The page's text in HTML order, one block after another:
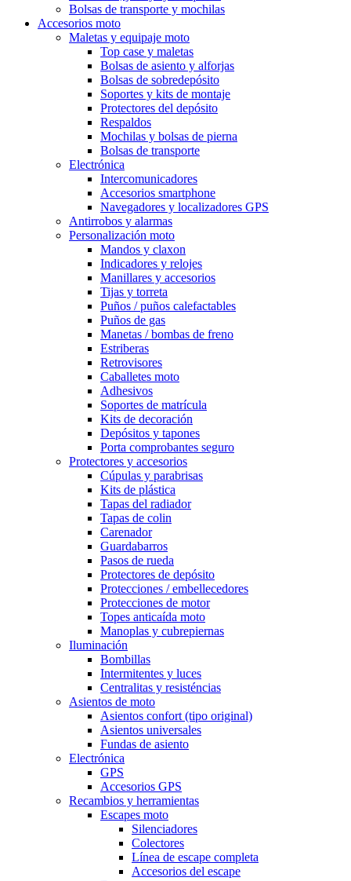
Bolsas de transporte y mochilas
Accesorios moto
Maletas y equipaje moto
Top case y maletas
Bolsas de asiento y alforjas
Bolsas de sobredepósito
Soportes y kits de montaje
Protectores del depósito
Respaldos
Mochilas y bolsas de pierna
Bolsas de transporte
Electrónica
Intercomunicadores
Accesorios smartphone
Navegadores y localizadores GPS
Antirrobos y alarmas
Personalización moto
Mandos y claxon
Indicadores y relojes
Manillares y accesorios
Tijas y torreta
Puños / puños calefactables
Puños de gas
Manetas / bombas de freno
Estriberas
Retrovisores
Caballetes moto
Adhesivos
Soportes de matrícula
Kits de decoración
Depósitos y tapones
Porta comprobantes seguro
Protectores y accesorios
Cúpulas y parabrisas
Kits de plástica
Tapas del radiador
Tapas de colin
Carenador
Guardabarros
Pasos de rueda
Protectores de depósito
Protecciones / embellecedores
Protecciones de motor
Topes anticaída moto
Manoplas y cubrepiernas
Iluminación
Bombillas
Intermitentes y luces
Centralitas y resisténcias
Asientos de moto
Asientos confort (tipo original)
Asientos universales
Fundas de asiento
Electrónica
GPS
Accesorios GPS
Recambios y herramientas
Escapes moto
Silenciadores
Colectores
Línea de escape completa
Accesorios del escape